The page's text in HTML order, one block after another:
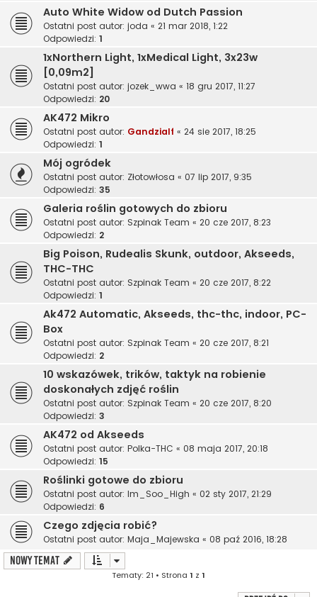
Auto White Widow od Dutch Passion
Ostatni post autor: joda « 21 mar 2018, 1:22
Odpowiedzi: 1
1xNorthern Light, 1xMedical Light, 3x23w
[0,09m2]
Ostatni post autor: jozek_wwa « 18 gru 2017, 11:27
Odpowiedzi: 20
AK472 Mikro
Ostatni post autor: Gandzialf « 24 sie 2017, 18:25
Odpowiedzi: 1
Mój ogródek
Ostatni post autor: Złotowłosa « 07 lip 2017, 9:35
Odpowiedzi: 35
Galeria roślin gotowych do zbioru
Ostatni post autor: Szpinak Team « 20 cze 2017, 8:23
Odpowiedzi: 2
Big Poison, Rudealis Skunk, outdoor, Akseeds,
THC-THC
Ostatni post autor: Szpinak Team « 20 cze 2017, 8:22
Odpowiedzi: 1
Ak472 Automatic, Akseeds, thc-thc, indoor, PC-
Box
Ostatni post autor: Szpinak Team « 20 cze 2017, 8:21
Odpowiedzi: 2
10 wskazówek, trików, taktyk na robienie
doskonałych zdjęć roślin
Ostatni post autor: Szpinak Team « 20 cze 2017, 8:20
Odpowiedzi: 3
AK472 od Akseeds
Ostatni post autor: Polka-THC « 08 maja 2017, 20:18
Odpowiedzi: 15
Roślinki gotowe do zbioru
Ostatni post autor: Im_Soo_High « 02 sty 2017, 21:29
Odpowiedzi: 6
Czego zdjęcia robić?
Ostatni post autor: Maja_Majewska « 08 paź 2016, 18:28
NOWY TEMAT
Tematy: 21 • Strona 1 z 1